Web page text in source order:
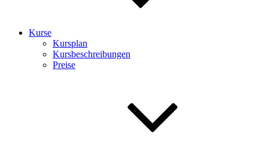
Kurse
Kursplan
Kursbeschreibungen
Preise